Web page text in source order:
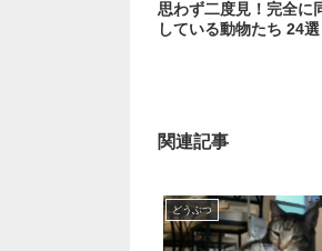
思わず二度見！完全に
している動物たち 24選
関連記事
どうぶつ